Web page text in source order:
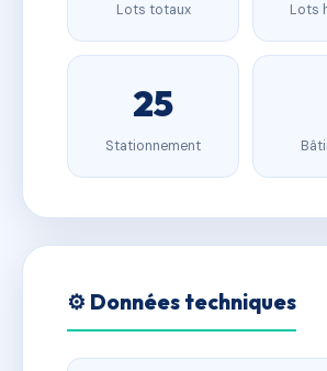
Lots totaux Lots
25
Stationnement
⚙️ Données techniques